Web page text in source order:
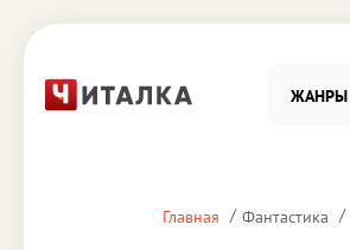
ЖАНРЫ
Главная Фантастика